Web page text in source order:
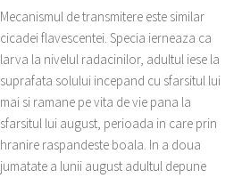
Mecanismul de transmitere este similar
cicadei flavescentei. Specia ierneaza ca
larva la nivelul radacinilor, adultul iese la
suprafata solului incepand cu sfarsitul lui
mai si ramane pe vita de vie pana la
sfarsitul lui august, perioada in care prin
hranire raspandeste boala. In a doua
jumatate a lunii august adultul depune